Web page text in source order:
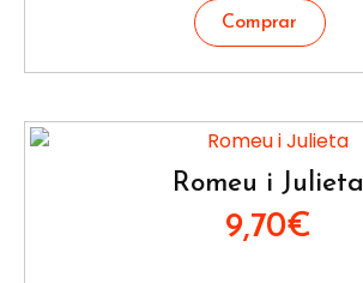
Romeu i Julieta
9,70€